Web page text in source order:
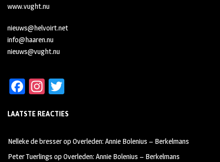
www.vught.nu
nieuws@helvoirt.net
info@haaren.nu
nieuws@vught.nu
Fa
b
oo
k
In
ag
m
tt
LAATSTE REACTIES
Nelleke de bresseropOverleden: Annie Bolenius – Berkelmans
Peter Tuerlings opOverleden: Annie Bolenius – Berkelmans